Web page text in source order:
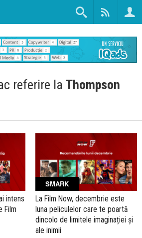
referire la Thompson
intens
Film
SMARK
La Film Now, decembrie este
luna peliculelor care te poartă
dincolo de limitele imaginației și
ale inimii